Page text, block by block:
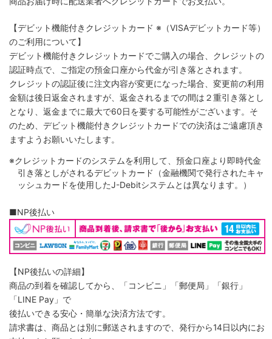
【デビット機能付きクレジットカード ※（VISAデビットカード等）
のご利用について】
デビット機能付きクレジットカードでご購入の場合、クレジットの
認証時点で、ご指定の預金口座から代金が引き落とされます。
クレジットの認証後に注文内容が変更になった場合、変更前の利用
金額は後日返金されますが、返金されるまでの間は２重引き落とし
となり、返金までに最大で60日を要する可能性がございます。そ
のため、デビット機能付きクレジットカードでの決済はご遠慮頂き
ますようお願いいたします。
※クレジットカードのシステムを利用して、預金口座より即時代金
引き落としがされるデビットカード（金融機関で発行されたキャ
ッシュカードを使用したJ-Debitシステムとは異なります。）
■NP後払い
【NP後払いの詳細】
商品の到着を確認してから、「コンビニ」「郵便局」「銀行」
「LINE Pay」で
後払いできる安心・簡単な決済方法です。
請求書は、商品とは別に郵送されますので、発行から14日以内にお